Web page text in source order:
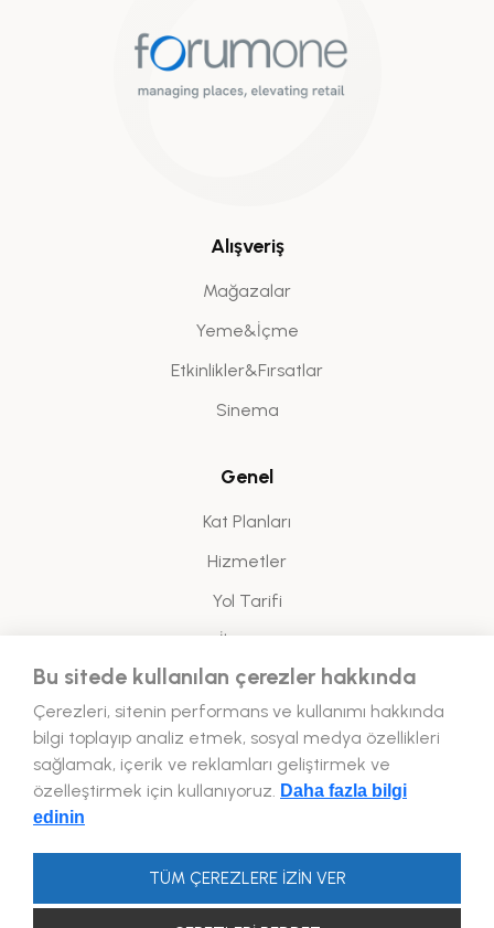
Bu sitede kullanılan çerezler hakkında
Çerezleri, sitenin performans ve kullanımı hakkında
bilgi toplayıp analiz etmek, sosyal medya özellikleri
sağlamak, içerik ve reklamları geliştirmek ve
özelleştirmek için kullanıyoruz. Daha fazla bilgi
edinin
TÜM ÇEREZLERE İZİN VER
Alışveriş
Mağazalar
Yeme&İçme
Etkinlikler&Fırsatlar
Sinema
Genel
Kat Planları
Hizmetler
Yol Tarifi
İletişim
Yasal
Enerji Politikası